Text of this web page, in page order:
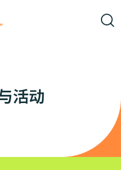
活动